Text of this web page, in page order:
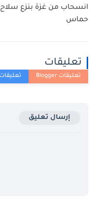
انسحاب من غزة بنزع سلاح
حماس
تعليقات
إرسال تعليق